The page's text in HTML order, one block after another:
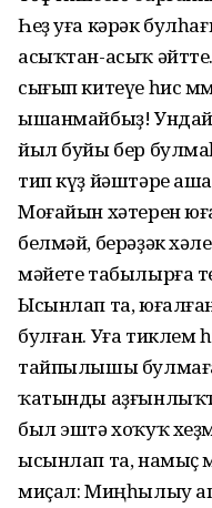
Һеҙ уға кәрәк
асыҡтан-асыҡ
сығып китеүе һис
ышанмайбыҙ! Ундай
йыл буйы бер
тип күҙ йәштәре
Моғайын хәтерен
белмәй, берәҙәк
мәйете табылырға
Ысынлап та,
булған. Уға тиклем
тайпылышы
ҡатынды аҙғынлыҡта
был эштә хоҡуҡ
ысынлап та, намыҫ
миҫал: Миңһылыу